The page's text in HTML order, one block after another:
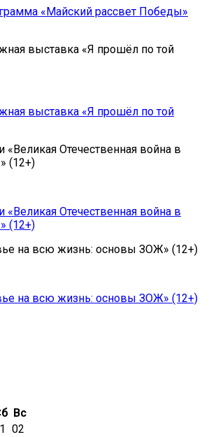
«Майский рассвет Победы»
выставка «Я прошёл по той
выставка «Я прошёл по той
«Великая Отечественная война в
(12+)
«Великая Отечественная война в
(12+)
на всю жизнь: основы ЗОЖ» (12+)
на всю жизнь: основы ЗОЖ» (12+)
Вс
02